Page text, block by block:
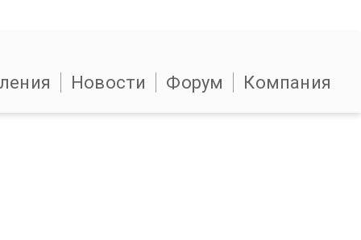
Новости Форум Компания